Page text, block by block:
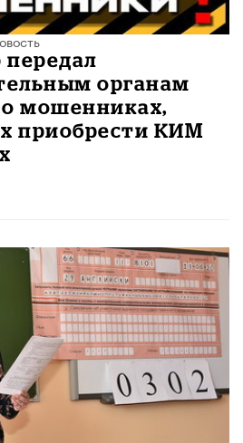
передал
органам
мошенниках,
приобрести КИМ